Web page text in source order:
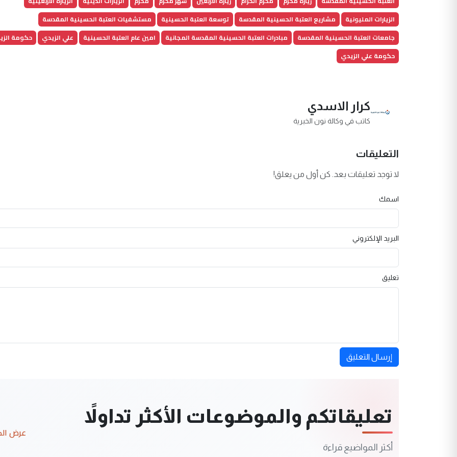
الزيارات المليونية
مشاريع العتبة الحسينية المقدسة توسعة العتبة الحسينية
مستشفيات العتبة الحسينية المقدسة
جامعات العتبة الحسينية المقدسة
مبادرات العتبة الحسينية المقدسة المجانية امين عام العتبة الحسينية علي الزيدي
حكومة
حكومة علي الزيدي
كرار الاسدي
كاتب في وكالة نون الخبرية
التعليقات
لا توجد تعليقات بعد. كن أول من يعلق!
اسمك
البريد الإلكتروني
تعليق
إرسال التعليق
تعليقاتكم والموضوعات الأكثر تداولاً
أكثر المواضيع قراءة
عرض